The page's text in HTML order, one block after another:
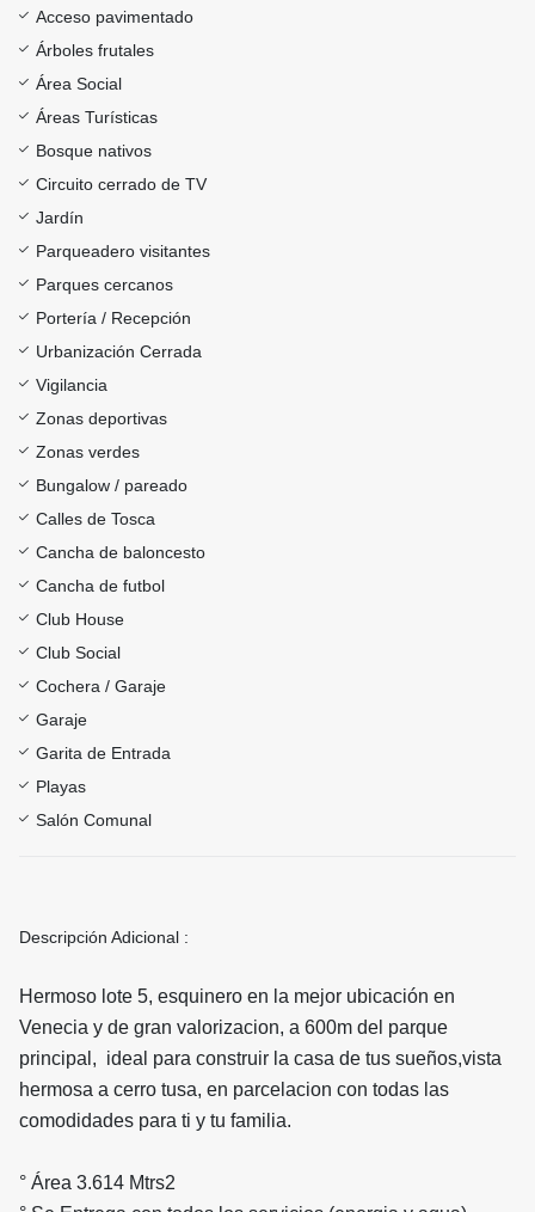
Acceso pavimentado
Árboles frutales
Área Social
Áreas Turísticas
Bosque nativos
Circuito cerrado de TV
Jardín
Parqueadero visitantes
Parques cercanos
Portería / Recepción
Urbanización Cerrada
Vigilancia
Zonas deportivas
Zonas verdes
Bungalow / pareado
Calles de Tosca
Cancha de baloncesto
Cancha de futbol
Club House
Club Social
Cochera / Garaje
Garaje
Garita de Entrada
Playas
Salón Comunal
Descripción Adicional :
Hermoso lote 5, esquinero en la mejor ubicación en
Venecia y de gran valorizacion, a 600m del parque
principal, ideal para construir la casa de tus sueños,vista
hermosa a cerro tusa, en parcelacion con todas las
comodidades para ti y tu familia.
° Área 3.614 Mtrs2